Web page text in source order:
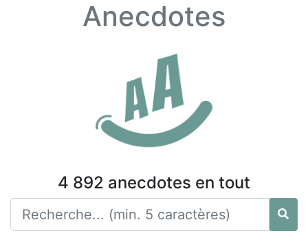
Anecdotes
4 892 anecdotes en tout